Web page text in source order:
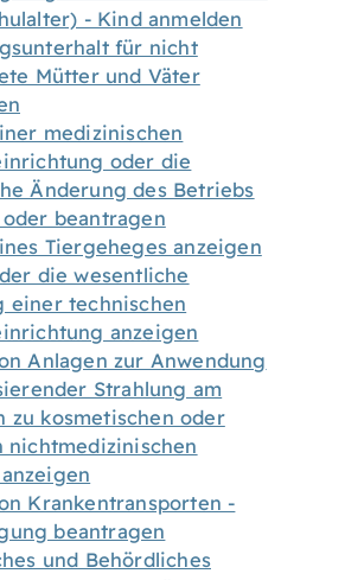
- Kind anmelden
für nicht
Mütter und Väter
medizinischen
oder die
Änderung des Betriebs
beantragen
Tiergeheges anzeigen
die wesentliche
einer technischen
anzeigen
Anlagen zur Anwendung
Strahlung am
zu kosmetischen oder
nichtmedizinischen
Krankentransporten -
beantragen
und Behördliches